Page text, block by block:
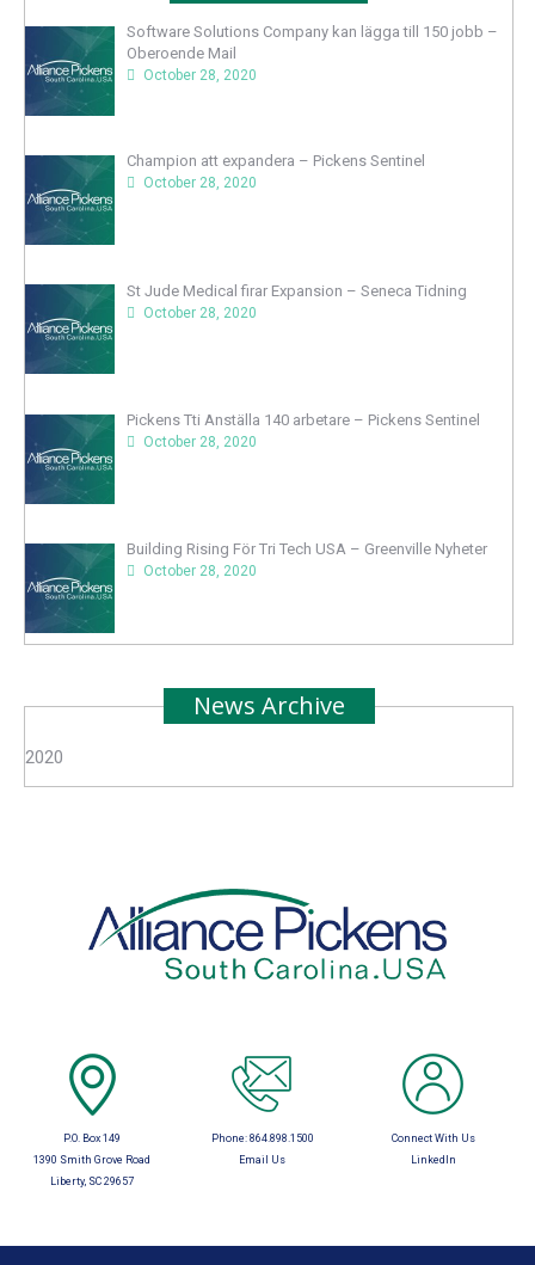
Software Solutions Company kan lägga till 150 jobb –
Oberoende Mail
October 28, 2020
Champion att expandera – Pickens Sentinel
October 28, 2020
St Jude Medical firar Expansion – Seneca Tidning
October 28, 2020
Pickens Tti Anställa 140 arbetare – Pickens Sentinel
October 28, 2020
Building Rising För Tri Tech USA – Greenville Nyheter
October 28, 2020
News Archive
2020
P.O. Box 149
1390 Smith Grove Road
Liberty, SC 29657
Phone: 864.898.1500
Email Us
Connect With Us
LinkedIn